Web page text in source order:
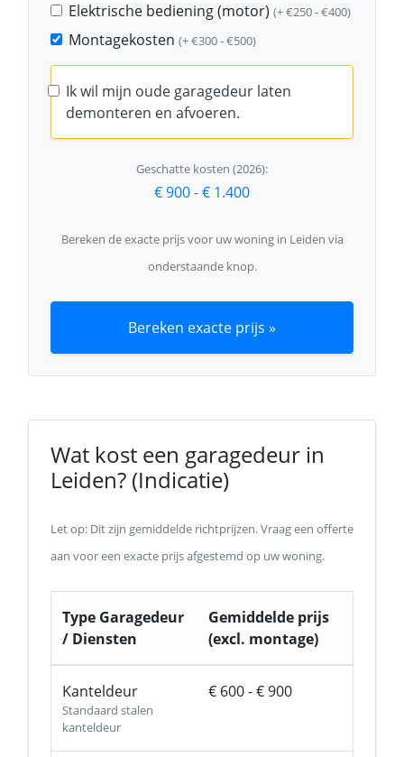
Elektrische bediening (motor) (+ €250 - €400)
Montagekosten (+ €300 - €500)
Ik wil mijn oude garagedeur laten
demonteren en afvoeren.
Geschatte kosten (2026):
€ 900-€ 1.400
Bereken de exacte prijs voor uw woning in Leiden via
onderstaande knop.
Bereken exacte prijs »
Wat kost een garagedeur in
Leiden? (Indicatie)
Let op: Dit zijn gemiddelde richtprijzen. Vraag een offerte
aan voor een exacte prijs afgestemd op uw woning.
Type Garagedeur
/ Diensten
Gemiddelde prijs
(excl. montage)
Kanteldeur
Standaard stalen
kanteldeur
€ 600 - € 900